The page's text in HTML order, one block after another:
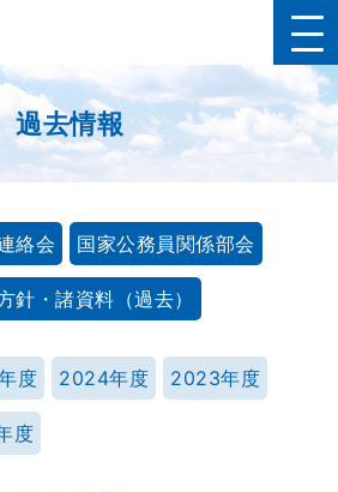
過去情報
絡会 国家公務員関係部会
針・諸資料（過去）
度 2024年度 2023年度
度